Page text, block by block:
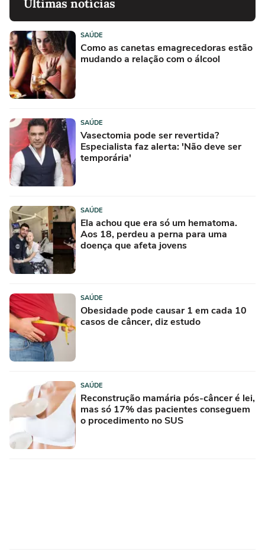
Últimas notícias
SAÚDE
Como as canetas emagrecedoras estão
mudando a relação com o álcool
SAÚDE
Vasectomia pode ser revertida?
Especialista faz alerta: 'Não deve ser
temporária'
SAÚDE
Ela achou que era só um hematoma.
Aos 18, perdeu a perna para uma
doença que afeta jovens
SAÚDE
Obesidade pode causar 1 em cada 10
casos de câncer, diz estudo
SAÚDE
Reconstrução mamária pós-câncer é lei,
mas só 17% das pacientes conseguem
o procedimento no SUS